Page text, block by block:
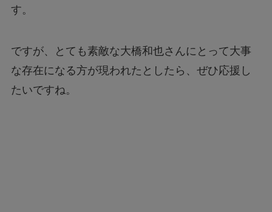
す。
ですが、とても素敵な大橋和也さんにとって大事
な存在になる方が現われたとしたら、ぜひ応援し
たいですね。